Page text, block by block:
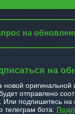
на
на
новой оригинальной
отправлено
Или подпишитесь на
бота: